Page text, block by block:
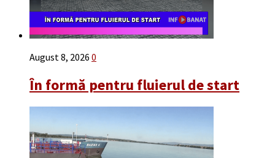
August 8, 2026 0
În formă pentru fluierul de start